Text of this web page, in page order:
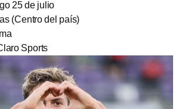
25 de julio
(Centro del país)
Sports